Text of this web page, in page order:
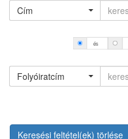
Cím
és
Folyóiratcím
Keresési feltétel(ek) törlése